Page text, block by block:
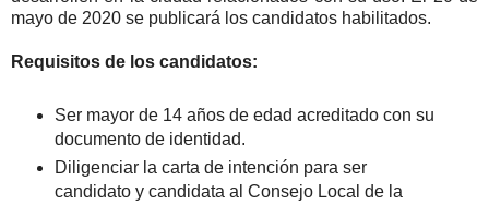
mayo de 2020 se publicará los candidatos habilitados.
Requisitos de los candidatos:
Ser mayor de 14 años de edad acreditado con su
documento de identidad.
Diligenciar la carta de intención para ser
candidato y candidata al Consejo Local de la